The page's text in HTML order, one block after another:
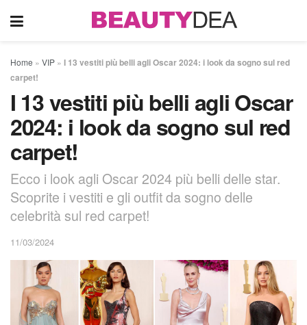
Home » VIP » I 13 vestiti più belli agli Oscar 2024: i look da sogno sul red
carpet!
I 13 vestiti più belli agli Oscar
2024: i look da sogno sul red
carpet!
Ecco i look agli Oscar 2024 più belli delle star.
Scoprite i vestiti e gli outfit da sogno delle
celebrità sul red carpet!
11/03/2024